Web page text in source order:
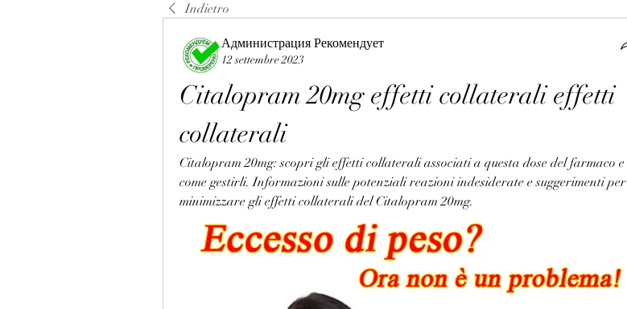
Indietro
Администрация Рекомендует
12 settembre 2023
Citalopram 20mg effetti collaterali effetti
collaterali
Citalopram 20mg: scopri gli effetti collaterali associati a questa dose del farmaco e
come gestirli. Informazioni sulle potenziali reazioni indesiderate e suggerimenti per
minimizzare gli effetti collaterali del Citalopram 20mg.